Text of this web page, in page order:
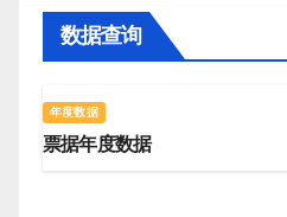
数据查询
年度数据
票据年度数据